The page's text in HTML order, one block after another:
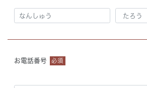
お電話番号 必須